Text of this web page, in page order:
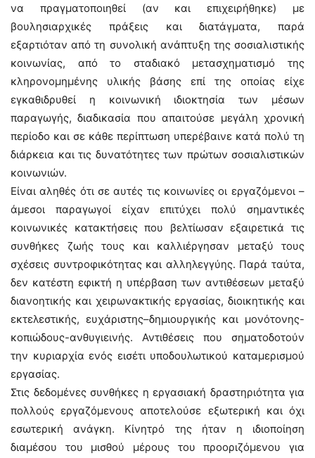
να πραγματοποιηθεί (αν και επιχειρήθηκε) με
βουλησιαρχικές πράξεις και διατάγματα, παρά
εξαρτιόταν από τη συνολική ανάπτυξη της σοσιαλιστικής
κοινωνίας, από το σταδιακό μετασχηματισμό της
κληρονομημένης υλικής βάσης επί της οποίας είχε
εγκαθιδρυθεί η κοινωνική ιδιοκτησία των μέσων
παραγωγής, διαδικασία που απαιτούσε μεγάλη χρονική
περίοδο και σε κάθε περίπτωση υπερέβαινε κατά πολύ τη
διάρκεια και τις δυνατότητες των πρώτων σοσιαλιστικών
κοινωνιών.
Είναι αληθές ότι σε αυτές τις κοινωνίες οι εργαζόμενοι –
άμεσοι παραγωγοί είχαν επιτύχει πολύ σημαντικές
κοινωνικές κατακτήσεις που βελτίωσαν εξαιρετικά τις
συνθήκες ζωής τους και καλλιέργησαν μεταξύ τους
σχέσεις συντροφικότητας και αλληλεγγύης. Παρά ταύτα,
δεν κατέστη εφικτή η υπέρβαση των αντιθέσεων μεταξύ
διανοητικής και χειρωνακτικής εργασίας, διοικητικής και
εκτελεστικής, ευχάριστης–δημιουργικής και μονότονης-
κοπιώδους-ανθυγιεινής. Αντιθέσεις που σηματοδοτούν
την κυριαρχία ενός εισέτι υποδουλωτικού καταμερισμού
εργασίας.
Στις δεδομένες συνθήκες η εργασιακή δραστηριότητα για
πολλούς εργαζόμενους αποτελούσε εξωτερική και όχι
εσωτερική ανάγκη. Κίνητρό της ήταν η ιδιοποίηση
διαμέσου του μισθού μέρους του προοριζόμενου για